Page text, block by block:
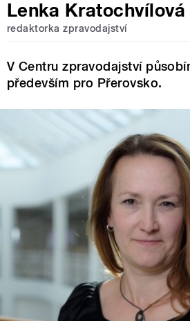
Lenka Kratochvílová
redaktorka zpravodajství
V Centru zpravodajství
především pro Přerovsko.